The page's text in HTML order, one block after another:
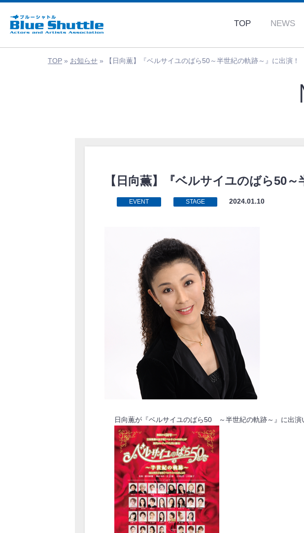
TOP NEWS
TOP » お知らせ » 【日向薫】『ベルサイユのばら50～半世紀の軌跡～』に出演！
【日向薫】『ベルサイユのばら50～
EVENT STAGE 2024.01.10
日向薫が『ベルサイユのばら50 ～半世紀の軌跡～』に出演